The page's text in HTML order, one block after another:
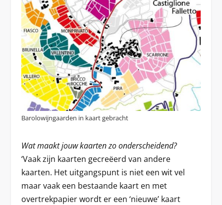
Barolowijngaarden in kaart gebracht
Wat maakt jouw kaarten zo onderscheidend?
‘Vaak zijn kaarten gecreëerd van andere
kaarten. Het uitgangspunt is niet een wit vel
maar vaak een bestaande kaart en met
overtrekpapier wordt er een ‘nieuwe’ kaart